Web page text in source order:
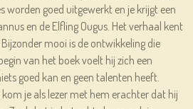
worden goed uitgewerkt en je krijgt een
en de Elfling Ougus . Het verhaal kent
mooi is de ontwikkeling die
van het boek voelt hij zich een
goed kan en geen talenten heeft.
je als lezer met hem erachter dat hij